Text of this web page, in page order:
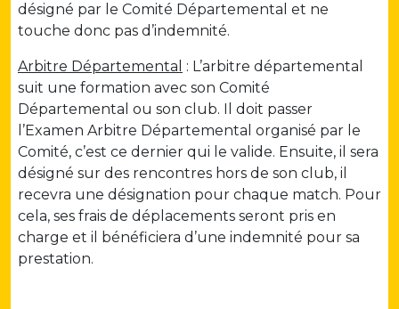
désigné par le Comité Départemental et ne
touche donc pas d’indemnité.
Arbitre Départemental : L’arbitre départemental
suit une formation avec son Comité
Départemental ou son club. Il doit passer
l’Examen Arbitre Départemental organisé par le
Comité, c’est ce dernier qui le valide. Ensuite, il sera
désigné sur des rencontres hors de son club, il
recevra une désignation pour chaque match. Pour
cela, ses frais de déplacements seront pris en
charge et il bénéficiera d’une indemnité pour sa
prestation.